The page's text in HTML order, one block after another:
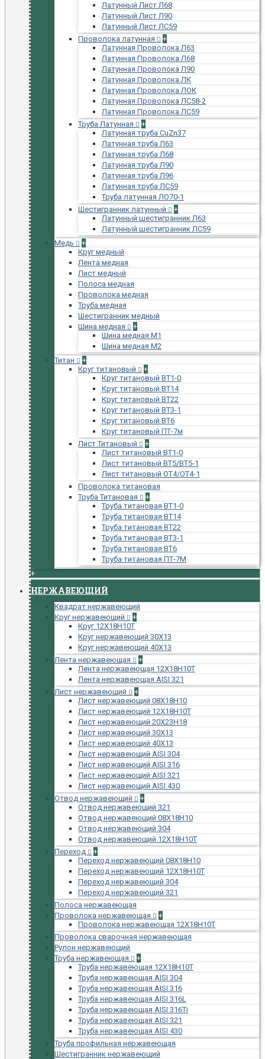
Латунный Лист Л68
Латунный Лист Л90
Латунный Лист ЛС59
Проволока латунная
+
Латунная Проволока Л63
Латунная Проволока Л68
Латунная Проволока Л90
Латунная Проволока ЛК
Латунная Проволока ЛОК
Латунная Проволока ЛС58-2
Латунная Проволока ЛС59
Труба Латунная
+
Латунная труба CuZn37
Латунная труба Л63
Латунная труба Л68
Латунная труба Л90
Латунная труба Л96
Латунная труба ЛС59
Труба латунная ЛО70-1
Шестигранник латунный
+
Латунный шестигранник Л63
Латунный шестигранник ЛС59
Медь
+
Круг медный
Лента медная
Лист медный
Полоса медная
Проволока медная
Труба медная
Шестигранник медный
Шина медная
+
Шина медная М1
Шина медная М2
Титан
+
Круг титановый
+
Круг титановый ВТ1-0
Круг титановый ВТ14
Круг титановый ВТ22
Круг титановый ВТ3-1
Круг титановый ВТ6
Круг титановый ПТ-7м
Лист Титановый
+
Лист титановый ВТ1-0
Лист титановый ВТ5/ВТ5-1
Лист титановый ОТ4/ОТ4-1
Проволока титановая
Труба Титановая
+
Труба титановая ВТ1-0
Труба титановая ВТ14
Труба титановая ВТ22
Труба титановая ВТ3-1
Труба титановая ВТ6
Труба титановая ПТ-7М
+
НЕРЖАВЕЮЩИЙ
Квадрат нержавеющий
Круг нержавеющий
+
Круг 12Х18Н10Т
Круг нержавеющий 30Х13
Круг нержавеющий 40Х13
Лента нержавеющая
+
Лента нержавеющая 12Х18Н10Т
Лента нержавеющая AISI 321
Лист нержавеющий
+
Лист нержавеющий 08Х18Н10
Лист нержавеющий 12Х18Н10Т
Лист нержавеющий 20Х23Н18
Лист нержавеющий 30Х13
Лист нержавеющий 40Х13
Лист нержавеющий AISI 304
Лист нержавеющий AISI 316
Лист нержавеющий AISI 321
Лист нержавеющий AISI 430
Отвод нержавеющий
+
Отвод нержавеющий 321
Отвод нержавеющий 08Х18Н10
Отвод нержавеющий 304
Отвод нержавеющий 12Х18Н10Т
Переход
+
Переход нержавеющий 08Х18Н10
Переход нержавеющий 12Х18Н10Т
Переход нержавеющий 304
Переход нержавеющий 321
Полоса нержавеющая
Проволока нержавеющая
+
Проволока нержавеющая 12Х18Н10Т
Проволока сварочная нержавеющая
Рулон нержавеющий
Труба нержавеющая
+
Труба нержавеющая 12Х18Н10Т
Труба нержавеющая AISI 304
Труба нержавеющая AISI 316
Труба нержавеющая AISI 316L
Труба нержавеющая AISI 316Ti
Труба нержавеющая AISI 321
Труба нержавеющая AISI 430
Труба профильная нержавеющая
Шестигранник нержавеющий